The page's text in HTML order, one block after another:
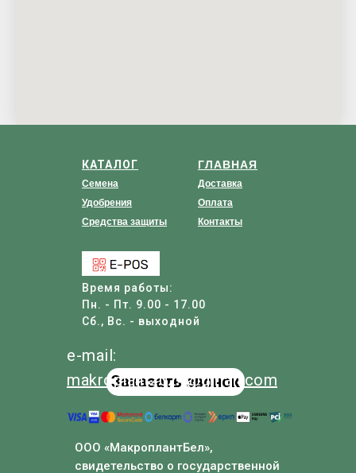
ГЛАВНАЯ
Доставка
Оплата
Контакты
Время работы:
Пн. - Пт. 9.00 - 17.00
Сб., Вс. - выходной
КАТАЛОГ
Семена
Удобрения
Средства защиты
ООО «МакроплантБел»,
свидетельство о государственной
Заказать звонок
e-mail:
makroplant2024 @gmail .com